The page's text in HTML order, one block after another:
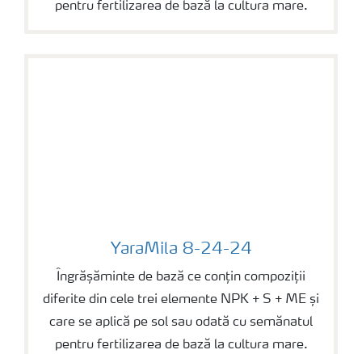
pentru fertilizarea de bază la cultura mare.
YaraMila 8-24-24
Îngrășăminte de bază ce conțin compoziții
diferite din cele trei elemente NPK + S + ME și
care se aplică pe sol sau odată cu semănatul
pentru fertilizarea de bază la cultura mare.